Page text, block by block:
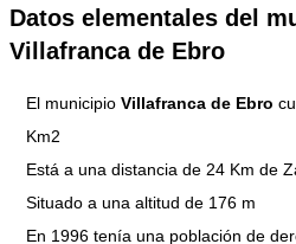
Datos elementales del
Villafranca de Ebro
El municipio Villafranca de Ebro
Km2
Está a una distancia de 24 Km de
Situado a una altitud de 176 m
En 1996 tenía una población de